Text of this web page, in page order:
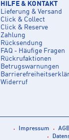
HILFE & KONTAKT
Lieferung & Versand
Click & Collect
Click & Reserve
Zahlung
Rücksendung
FAQ - Häufige Fragen
Rückrufaktionen
Betrugswarnungen
Widerruf
Impressum